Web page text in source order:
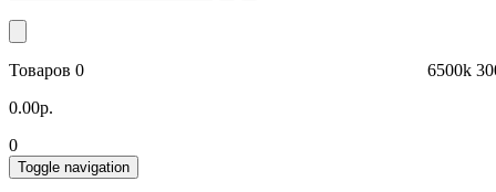
Товаров 0
0.00р.
0
Toggle navigation
6500k